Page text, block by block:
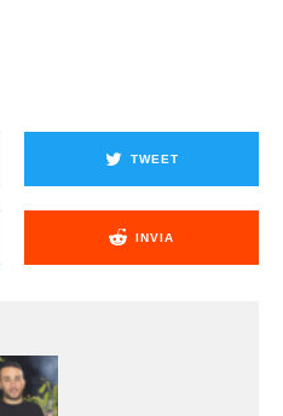
TWEET
INVIA